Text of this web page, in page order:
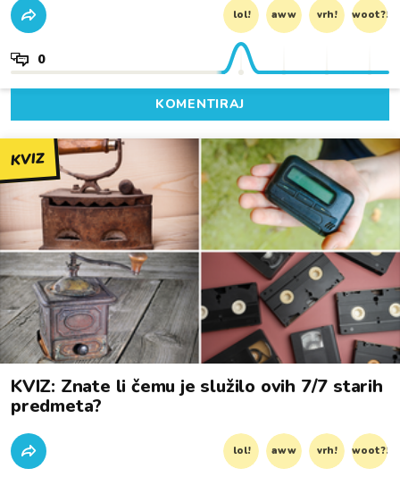
lol! aww vrh! woot?!
0
KOMENTIRAJ
KVIZ
KVIZ: Znate li čemu je služilo ovih 7/7 starih
predmeta?
lol! aww vrh! woot?!